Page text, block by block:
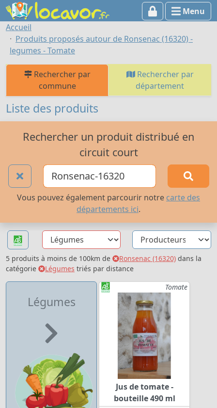
Menu
Accueil
Produits proposés autour de Ronsenac (16320) -
legumes - Tomate
Rechercher par
commune
Rechercher par
département
Liste des produits
Rechercher un produit distribué en
circuit court
Vous pouvez également parcourir notre carte des
départements ici.
5 produits à moins de 100km de Ronsenac (16320) dans la
catégorie
Légumes triés par distance
Légumes
Tomate
Jus de tomate -
bouteille 490 ml